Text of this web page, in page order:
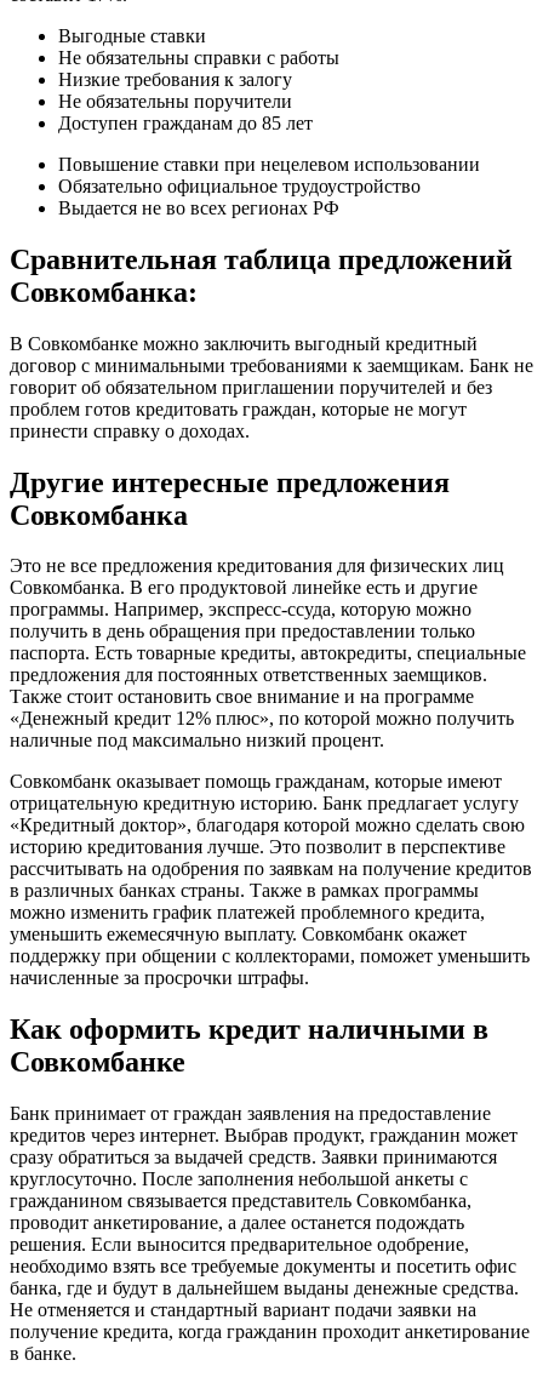
Выгодные ставки
Не обязательны справки с работы
Низкие требования к залогу
Не обязательны поручители
Доступен гражданам до 85 лет
Повышение ставки при нецелевом использовании
Обязательно официальное трудоустройство
Выдается не во всех регионах РФ
Сравнительная таблица предложений
Совкомбанка:
В Совкомбанке можно заключить выгодный кредитный
договор с минимальными требованиями к заемщикам. Банк не
говорит об обязательном приглашении поручителей и без
проблем готов кредитовать граждан, которые не могут
принести справку о доходах.
Другие интересные предложения
Совкомбанка
Это не все предложения кредитования для физических лиц
Совкомбанка. В его продуктовой линейке есть и другие
программы. Например, экспресс-ссуда, которую можно
получить в день обращения при предоставлении только
паспорта. Есть товарные кредиты, автокредиты, специальные
предложения для постоянных ответственных заемщиков.
Также стоит остановить свое внимание и на программе
«Денежный кредит 12% плюс», по которой можно получить
наличные под максимально низкий процент.
Совкомбанк оказывает помощь гражданам, которые имеют
отрицательную кредитную историю. Банк предлагает услугу
«Кредитный доктор», благодаря которой можно сделать свою
историю кредитования лучше. Это позволит в перспективе
рассчитывать на одобрения по заявкам на получение кредитов
в различных банках страны. Также в рамках программы
можно изменить график платежей проблемного кредита,
уменьшить ежемесячную выплату. Совкомбанк окажет
поддержку при общении с коллекторами, поможет уменьшить
начисленные за просрочки штрафы.
Как оформить кредит наличными в
Совкомбанке
Банк принимает от граждан заявления на предоставление
кредитов через интернет. Выбрав продукт, гражданин может
сразу обратиться за выдачей средств. Заявки принимаются
круглосуточно. После заполнения небольшой анкеты с
гражданином связывается представитель Совкомбанка,
проводит анкетирование, а далее останется подождать
решения. Если выносится предварительное одобрение,
необходимо взять все требуемые документы и посетить офис
банка, где и будут в дальнейшем выданы денежные средства.
Не отменяется и стандартный вариант подачи заявки на
получение кредита, когда гражданин проходит анкетирование
в банке.